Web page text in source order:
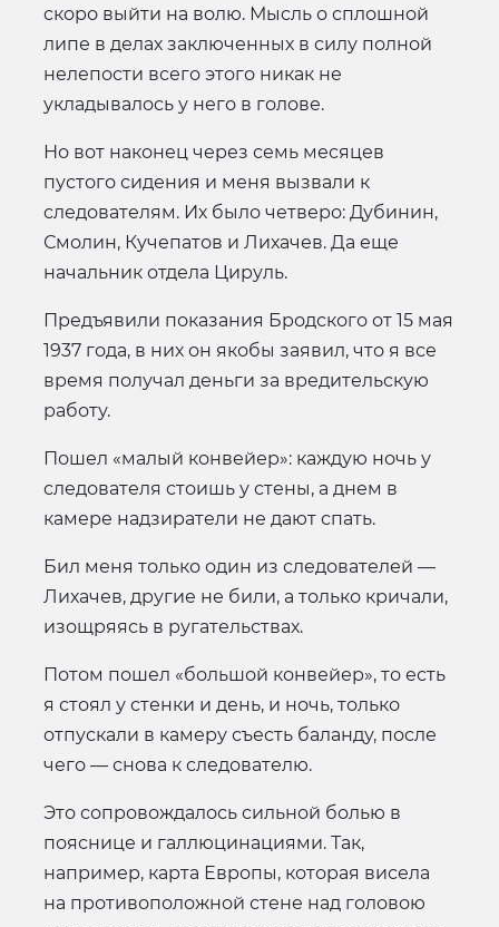
скоро выйти на волю. Мысль о сплошной
липе в делах заключенных в силу полной
нелепости всего этого никак не
укладывалось у него в голове.
Но вот наконец через семь месяцев
пустого сидения и меня вызвали к
следователям. Их было четверо: Дубинин,
Смолин, Кучепатов и Лихачев. Да еще
начальник отдела Цируль.
Предъявили показания Бродского от 15 мая
1937 года, в них он якобы заявил, что я все
время получал деньги за вредительскую
работу.
Пошел «малый конвейер»: каждую ночь у
следователя стоишь у стены, а днем в
камере надзиратели не дают спать.
Бил меня только один из следователей —
Лихачев, другие не били, а только кричали,
изощряясь в ругательствах.
Потом пошел «большой конвейер», то есть
я стоял у стенки и день, и ночь, только
отпускали в камеру съесть баланду, после
чего — снова к следователю.
Это сопровождалось сильной болью в
пояснице и галлюцинациями. Так,
например, карта Европы, которая висела
на противоположной стене над головою